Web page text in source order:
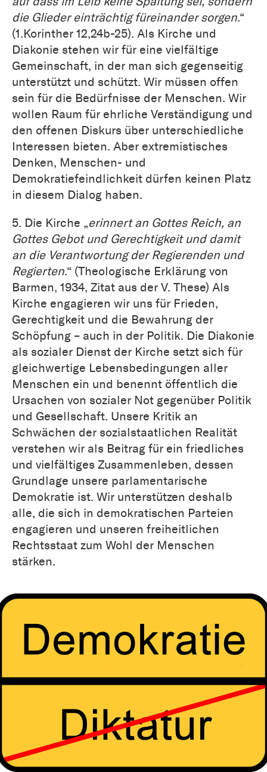
die Glieder einträchtig füreinander sorgen.“
(1.Korinther 12,24b-25). Als Kirche und
Diakonie stehen wir für eine vielfältige
Gemeinschaft, in der man sich gegenseitig
unterstützt und schützt. Wir müssen offen
sein für die Bedürfnisse der Menschen. Wir
wollen Raum für ehrliche Verständigung und
den offenen Diskurs über unterschiedliche
Interessen bieten. Aber extremistisches
Denken, Menschen- und
Demokratiefeindlichkeit dürfen keinen Platz
in diesem Dialog haben.
5. Die Kirche „erinnert an Gottes Reich, an
Gottes Gebot und Gerechtigkeit und damit
an die Verantwortung der Regierenden und
Regierten.“ (Theologische Erklärung von
Barmen, 1934, Zitat aus der V. These) Als
Kirche engagieren wir uns für Frieden,
Gerechtigkeit und die Bewahrung der
Schöpfung – auch in der Politik. Die Diakonie
als sozialer Dienst der Kirche setzt sich für
gleichwertige Lebensbedingungen aller
Menschen ein und benennt öffentlich die
Ursachen von sozialer Not gegenüber Politik
und Gesellschaft. Unsere Kritik an
Schwächen der sozialstaatlichen Realität
verstehen wir als Beitrag für ein friedliches
und vielfältiges Zusammenleben, dessen
Grundlage unsere parlamentarische
Demokratie ist. Wir unterstützen deshalb
alle, die sich in demokratischen Parteien
engagieren und unseren freiheitlichen
Rechtsstaat zum Wohl der Menschen
stärken.